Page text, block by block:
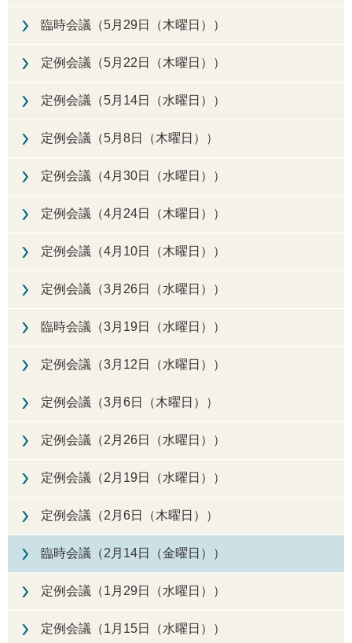
臨時会議（5月29日（木曜日））
定例会議（5月22日（木曜日））
定例会議（5月14日（水曜日））
定例会議（5月8日（木曜日））
定例会議（4月30日（水曜日））
定例会議（4月24日（木曜日））
定例会議（4月10日（木曜日））
定例会議（3月26日（水曜日））
臨時会議（3月19日（水曜日））
定例会議（3月12日（水曜日））
定例会議（3月6日（木曜日））
定例会議（2月26日（水曜日））
定例会議（2月19日（水曜日））
定例会議（2月6日（木曜日））
臨時会議（2月14日（金曜日））
定例会議（1月29日（水曜日））
定例会議（1月15日（水曜日））